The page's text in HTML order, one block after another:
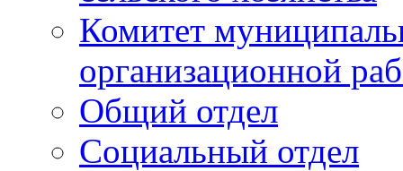
Комитет
организационной
Общий отдел
Социальный отдел